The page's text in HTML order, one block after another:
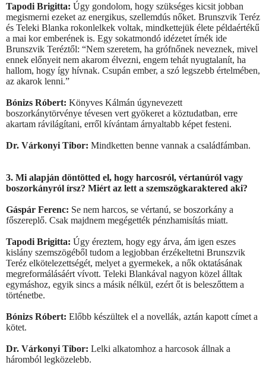
Tapodi Brigitta: Úgy gondolom, hogy szükséges kicsit jobban
megismerni ezeket az energikus, szellemdús nőket. Brunszvik Teréz
és Teleki Blanka rokonlelkek voltak, mindkettejük élete példaértékű
a mai kor emberének is. Egy sokatmondó idézetet írnék ide
Brunszvik Teréztől: “Nem szeretem, ha grófnőnek neveznek, mivel
ennek előnyeit nem akarom élvezni, engem tehát nyugtalanít, ha
hallom, hogy így hívnak. Csupán ember, a szó legszebb értelmében,
az akarok lenni.”
Bónizs Róbert: Könyves Kálmán úgynevezett
boszorkánytörvénye tévesen vert gyökeret a köztudatban, erre
akartam rávilágítani, erről kívántam árnyaltabb képet festeni.
Dr. Várkonyi Tibor: Mindketten benne vannak a családfámban.
3. Mi alapján döntötted el, hogy harcosról, vértanúról vagy
boszorkányról írsz? Miért az lett a szemszögkaraktered aki?
Gáspár Ferenc: Se nem harcos, se vértanú, se boszorkány a
főszereplő. Csak majdnem megégették pénzhamisítás miatt.
Tapodi Brigitta: Úgy éreztem, hogy egy árva, ám igen eszes
kislány szemszögéből tudom a legjobban érzékeltetni Brunszvik
Teréz elkötelezettségét, melyet a gyermekek, a nők oktatásának
megreformálásáért vívott. Teleki Blankával nagyon közel álltak
egymáshoz, egyik sincs a másik nélkül, ezért őt is beleszőttem a
történetbe.
Bónizs Róbert: Előbb készültek el a novellák, aztán kapott címet a
kötet.
Dr. Várkonyi Tibor: Lelki alkatomhoz a harcosok állnak a
háromból legközelebb.